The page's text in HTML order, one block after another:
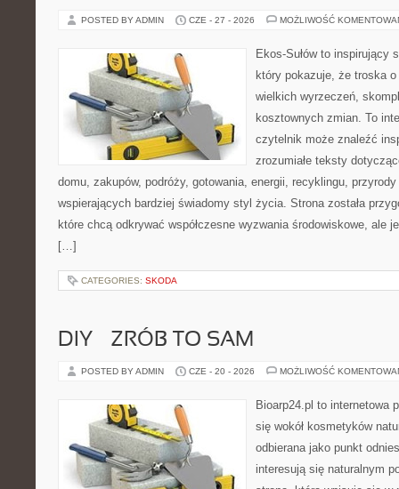
POSTED BY ADMIN CZE - 27 - 2026 MOŻLIWOŚĆ
Ekos-Sułów to inspirujący
który pokazuje, że troska
wielkich wyrzeczeń,
kosztownych zmian. To
czytelnik może znaleźć
zrozumiałe teksty
domu, zakupów, podróży, gotowania, energii, recyklingu,
wspierających bardziej świadomy styl życia. Strona została
które chcą odkrywać współczesne wyzwania środowiskowe, ale
[…]
CATEGORIES: SKODA
DIY – ZRÓB TO SAM
POSTED BY ADMIN CZE - 20 - 2026 MOŻLIWOŚĆ
Bioarp24.pl to internetowa
się wokół kosmetyków
odbierana jako punkt
interesują się naturalnym